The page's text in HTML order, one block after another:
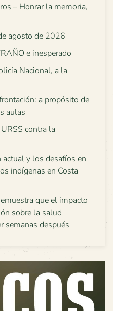
– Honrar la memoria,
agosto de 2026
e inesperado
Nacional, a la
a propósito de
aulas
contra la
y los desafíos en
indígenas en Costa
que el impacto
sobre la salud
semanas después